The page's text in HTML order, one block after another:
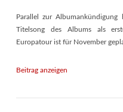
Parallel zur
Titelsong des Albums als
Europatour ist für November
Beitrag anzeigen